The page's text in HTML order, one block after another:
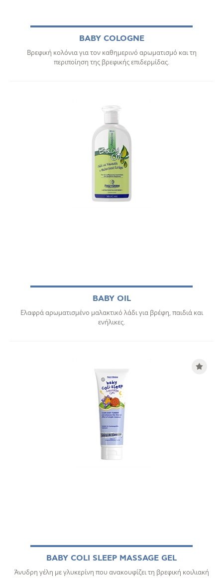
BABY COLOGNE
Βρεφική κολόνια για τον καθημερινό αρωματισμό και τη
περιποίηση της βρεφικής επιδερμίδας.
BABY OIL
Ελαφρά αρωματισμένο μαλακτικό λάδι για βρέφη, παιδιά και
ενήλικες.
BABY COLI SLEEP MASSAGE GEL
Άνυδρη γέλη με γλυκερίνη που ανακουφίζει τη βρεφική κοιλιακή